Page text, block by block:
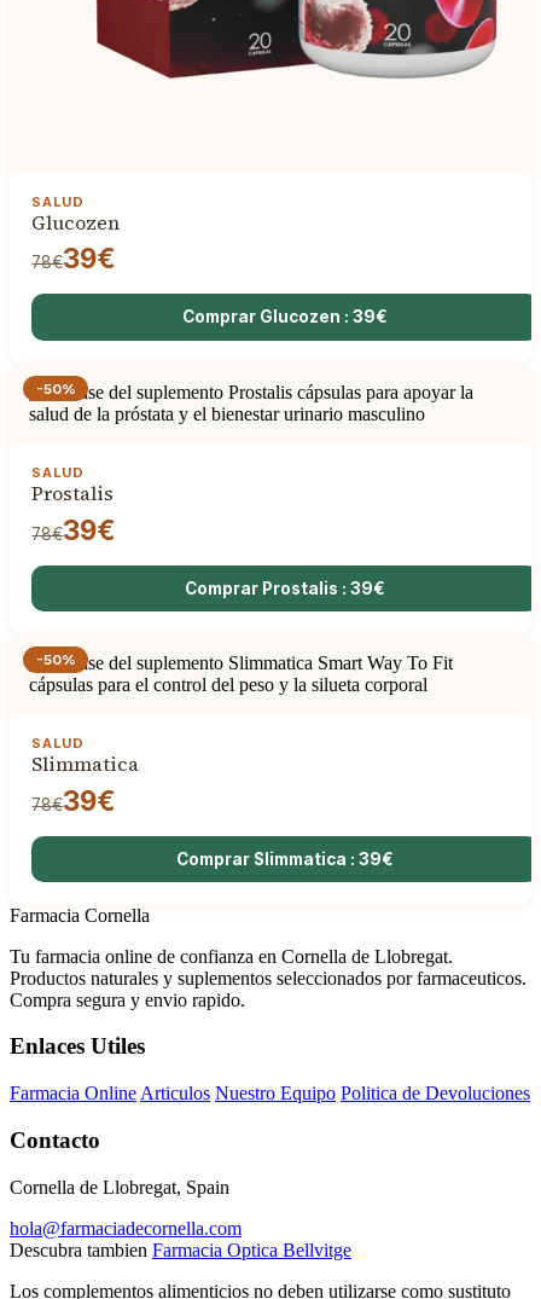
SALUD
Glucozen
78€39€
Comprar Glucozen : 39€
-50%
SALUD
Prostalis
78€39€
Comprar Prostalis : 39€
-50%
SALUD
Slimmatica
78€39€
Comprar Slimmatica : 39€
Farmacia Cornella
Tu farmacia online de confianza en Cornella de Llobregat.
Productos naturales y suplementos seleccionados por farmaceuticos.
Compra segura y envio rapido.
Enlaces Utiles
Farmacia Online Articulos Nuestro Equipo Politica de Devoluciones
Contacto
Cornella de Llobregat, Spain
hola@farmaciadecornella.com
Descubra tambien Farmacia Optica Bellvitge
Los complementos alimenticios no deben utilizarse como sustituto